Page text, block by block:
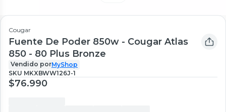
Cougar
Fuente De Poder 850w - Cougar Atlas
850 - 80 Plus Bronze
Vendido porMyShop
SKU MKXBWW126J-1
$76.990